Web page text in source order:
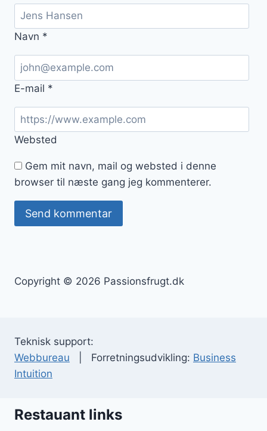
Navn *
E-mail *
Websted
Gem mit navn, mail og websted i denne
browser til næste gang jeg kommenterer.
Copyright © 2026 Passionsfrugt.dk
Teknisk support:
Webbureau | Forretningsudvikling: Business
Intuition
Restauant links